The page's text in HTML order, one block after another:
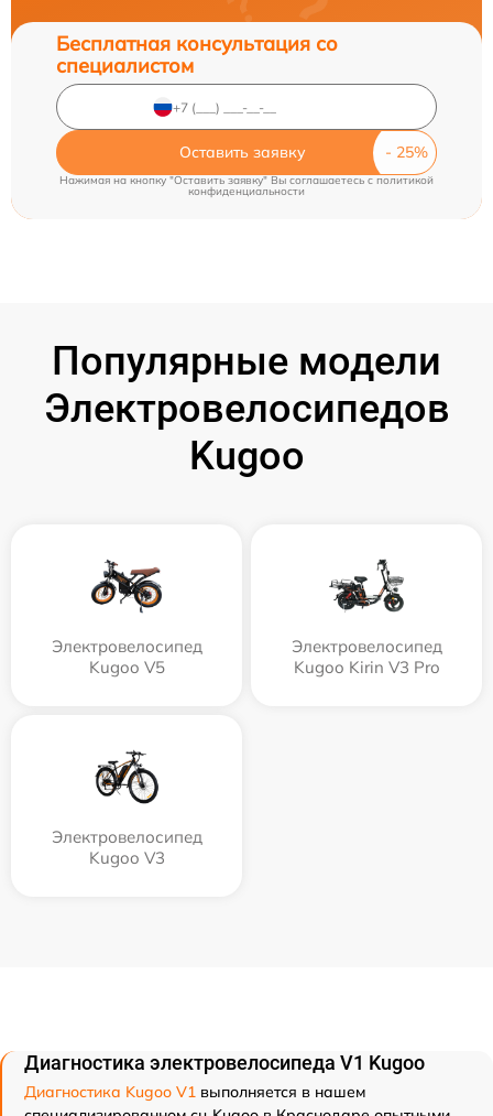
Бесплатная консультация со
специалистом
Оставить заявку
Нажимая на кнопку "Оставить заявку" Вы соглашаетесь c политикой
конфиденциальности
Популярные модели
Электровелосипедов
Kugoo
Электровелосипед
Kugoo V5
Электровелосипед
Kugoo Kirin V3 Pro
Электровелосипед
Kugoo V3
Диагностика электровелосипеда V1 Kugoo
Диагностика Kugoo V1 выполняется в нашем